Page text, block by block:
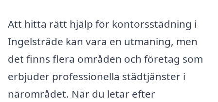
Att hitta rätt hjälp för kontorsstädning i
Ingelsträde kan vara en utmaning, men
det finns flera områden och företag som
erbjuder professionella städtjänster i
närområdet. När du letar efter